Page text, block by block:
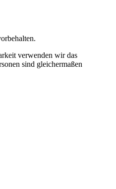
verwenden wir das
sind gleichermaßen